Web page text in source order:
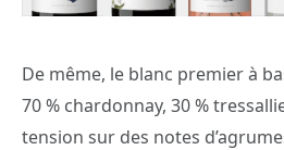
De même, le blanc premier à
70 % chardonnay, 30 %
tension sur des notes